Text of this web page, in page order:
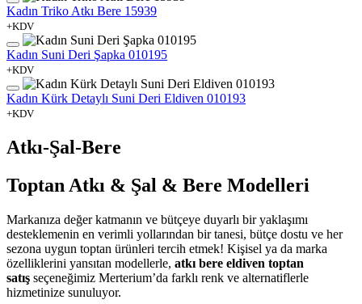
Kadın Triko Atkı Bere 15939
+KDV
Kadın Suni Deri Şapka 010195
+KDV
Kadın Kürk Detaylı Suni Deri Eldiven 010193
+KDV
Atkı-Şal-Bere
Toptan Atkı & Şal & Bere Modelleri
Markanıza değer katmanın ve bütçeye duyarlı bir yaklaşımı
desteklemenin en verimli yollarından bir tanesi, bütçe dostu ve her
sezona uygun toptan ürünleri tercih etmek! Kişisel ya da marka
özelliklerini yansıtan modellerle, atkı bere eldiven toptan
satış seçeneğimiz Merterium’da farklı renk ve alternatiflerle
hizmetinize sunuluyor.